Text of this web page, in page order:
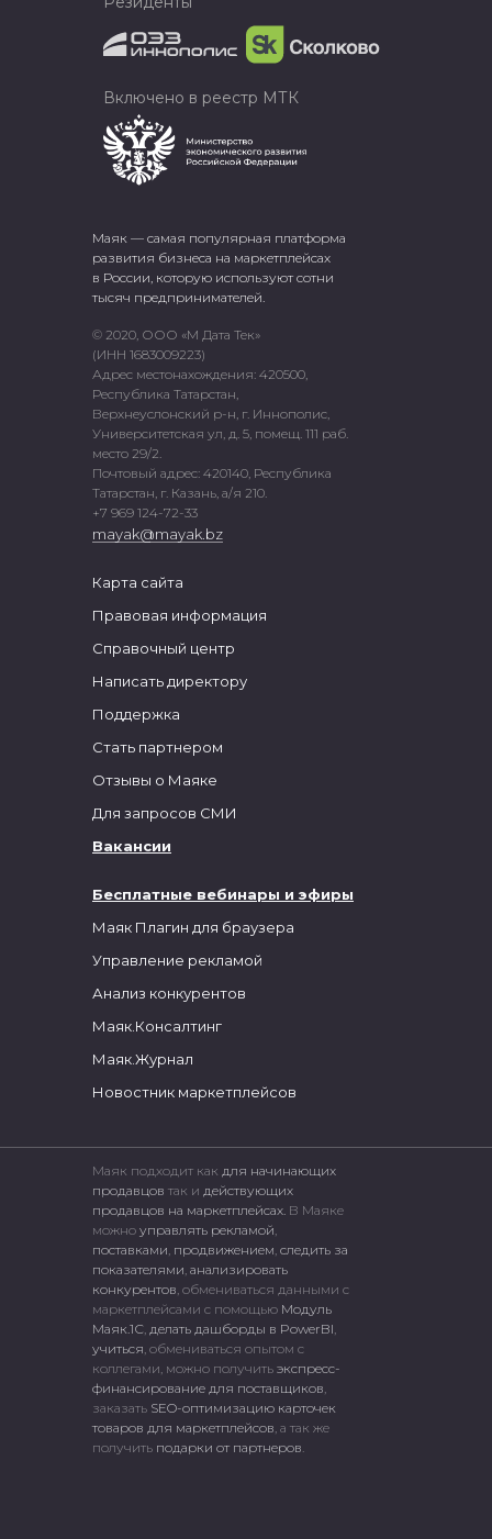
Маяк — самая популярная платформа
развития бизнеса на маркетплейсах
в России, которую используют сотни
тысяч предпринимателей.
© 2020, ООО «М Дата Тек»
(ИНН 1683009223)
Адрес местонахождения: 420500,
Республика Татарстан,
Верхнеуслонский р-н, г. Иннополис,
Университетская ул, д. 5, помещ. 111 раб.
место 29/2.
Почтовый адрес: 420140, Республика
Татарстан, г. Казань, а/я 210.
+7 969 124-72-33
mayak@mayak.bz
Бесплатные вебинары и эфиры
Маяк Плагин для браузера
Управление рекламой
Анализ конкурентов
Маяк.Консалтинг
Маяк.Журнал
Новостник маркетплейсов
Карта сайта
Правовая информация
Справочный центр
Написать директору
Поддержка
Стать партнером
Отзывы о Маяке
Для запросов СМИ
Вакансии
Включено в реестр МТК
Маяк подходит как для начинающих
продавцов так и действующих
продавцов на маркетплейсах. В Маяке
можно управлять рекламой,
поставками, продвижением, следить за
показателями, анализировать
конкурентов, обмениваться данными с
маркетплейсами c помощью Модуль
Маяк.1С, делать дашборды в PowerBI,
учиться, обмениваться опытом с
коллегами, можно получить экспресс-
финансирование для поставщиков,
заказать SEO-оптимизацию карточек
товаров для маркетплейсов, а так же
получить подарки от партнеров.